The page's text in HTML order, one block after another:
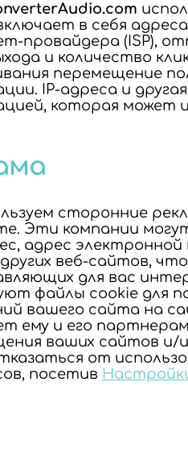
в себя
провайдера (ISP),
и количество
перемещение
IP-адреса и
которая может
сторонние
Эти компании
адрес
веб-сайтов,
для вас
файлы cookie для
вашего сайта на
ему и его
ваших сайтов и/
от
посетив